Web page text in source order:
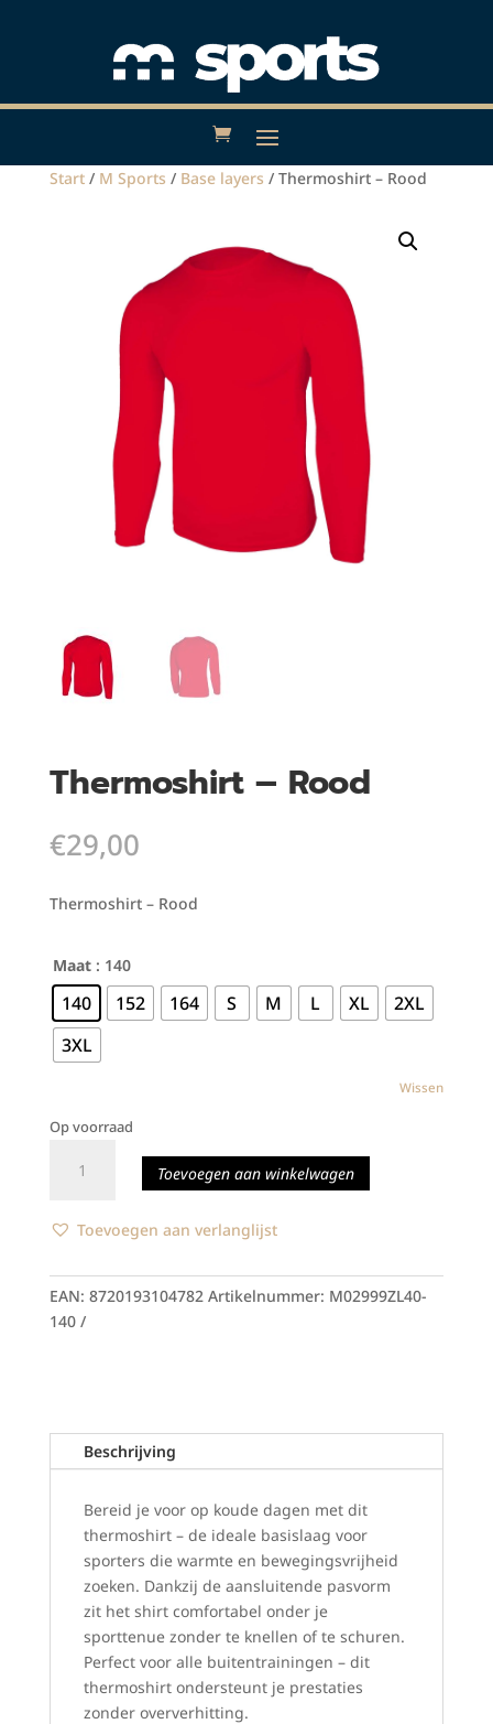
Start/ M Sports / Base layers / Thermoshirt – Rood
Thermoshirt – Rood
€29,00
Thermoshirt – Rood
Maat : 140
140 152 164 S M L XL
2XL
3XL
Wissen
Op voorraad
aantal
Toevoegen aan winkelwagen
Toevoegen aan verlanglijst
EAN: 8720193104782 Artikelnummer: M02999ZL40-
140
Beschrijving
Bereid je voor op koude dagen met dit
thermoshirt – de ideale basislaag voor
sporters die warmte en bewegingsvrijheid
zoeken. Dankzij de aansluitende pasvorm
zit het shirt comfortabel onder je
sporttenue zonder te knellen of te schuren.
Perfect voor alle buitentrainingen – dit
thermoshirt ondersteunt je prestaties
zonder oververhitting.